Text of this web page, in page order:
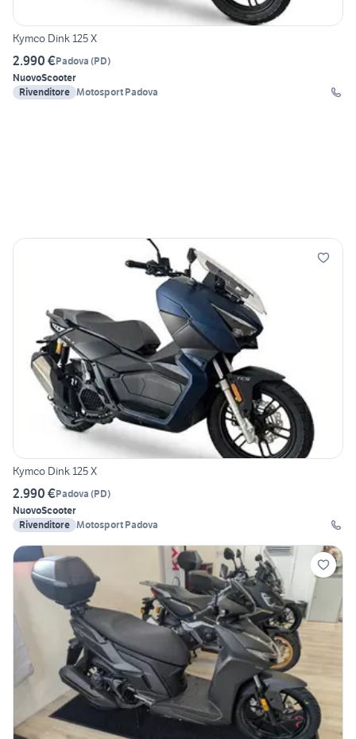
Kymco Dink 125 X
2.990 €Padova (PD)
NuovoScooter
Rivenditore Motosport Padova
Kymco Dink 125 X
2.990 €Padova (PD)
NuovoScooter
Rivenditore Motosport Padova